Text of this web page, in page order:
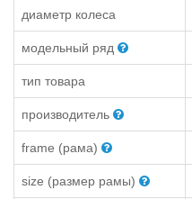
диаметр колеса
модельный ряд
тип товара
производитель
frame (рама)
size (размер рамы)